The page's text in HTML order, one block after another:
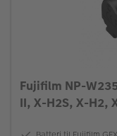
Fujifilm NP-
II, X-H2S, X-H2,